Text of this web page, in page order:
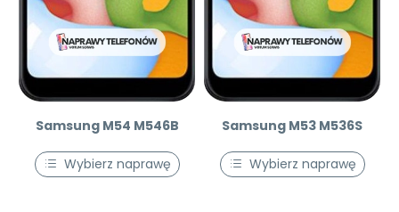
Samsung M54 M546B
Wybierz naprawę
Samsung M53 M536S
Wybierz naprawę